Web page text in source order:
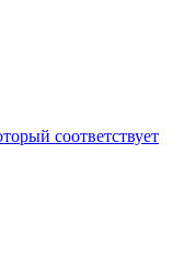
соответствует